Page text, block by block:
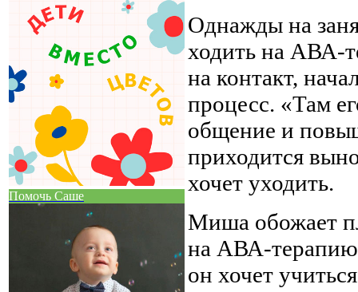
Помочь Саше
Однажды на
ходить на АВА-
на контакт,
процесс. «Там
общение и
приходится
хочет уходить.
Миша обожает
на АВА-
он хочет